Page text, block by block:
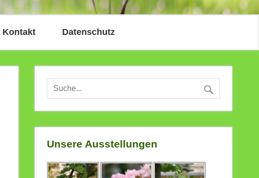
Kontakt Datenschutz
Unsere Ausstellungen